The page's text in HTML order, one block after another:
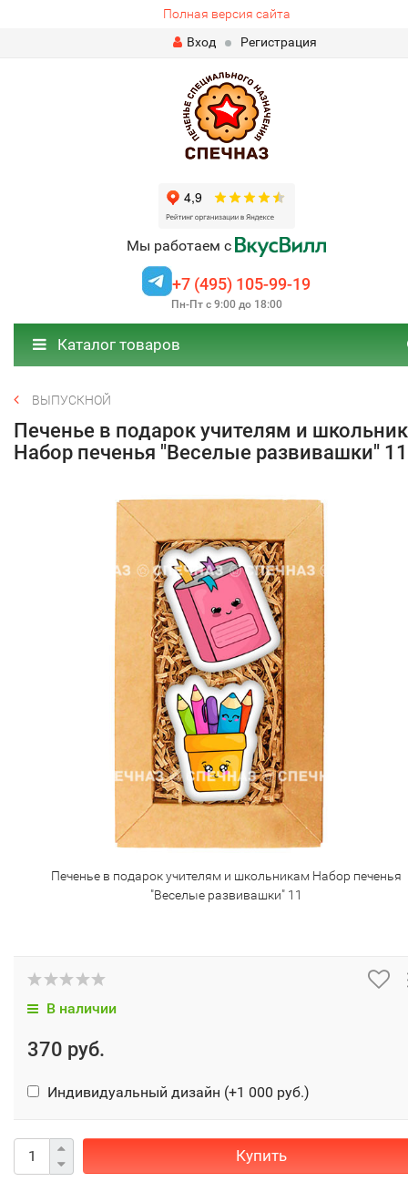
Полная версия сайта
Вход
Регистрация
Мы работаем с
+7 (495) 105-99-19
Пн-Пт с 9:00 до 18:00
Каталог товаров
ВЫПУСКНОЙ
Печенье в подарок учителям и
Набор печенья "Веселые развивашки" 11
Печенье в подарок учителям и школьникам Набор печенья
"Веселые развивашки" 11
В наличии
370 руб.
Индивидуальный дизайн (+1 000 руб.)
Купить